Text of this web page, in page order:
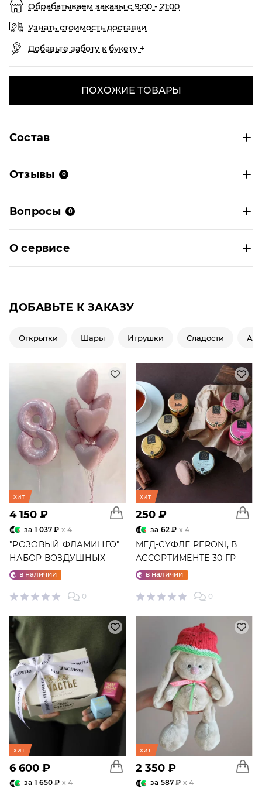
Обрабатываем заказы с 9:00 - 21:00
Узнать стоимость доставки
Добавьте заботу к букету +
ПОХОЖИЕ ТОВАРЫ
Состав
Отзывы 0
Вопросы 0
О сервисе
ДОБАВЬТЕ К ЗАКАЗУ
Открытки Шары Игрушки Сладости
хит
4 150 ₽
за 1 037 ₽ x 4
"РОЗОВЫЙ ФЛАМИНГО"
НАБОР ВОЗДУШНЫХ
ШАРОВ №25
в наличии
0
хит
250 ₽
за 62 ₽ x 4
МЕД-СУФЛЕ PERONI, В
АССОРТИМЕНТЕ 30 ГР
в наличии
0
хит
6 600 ₽
за 1 650 ₽ x 4
хит
2 350 ₽
за 587 ₽ x 4